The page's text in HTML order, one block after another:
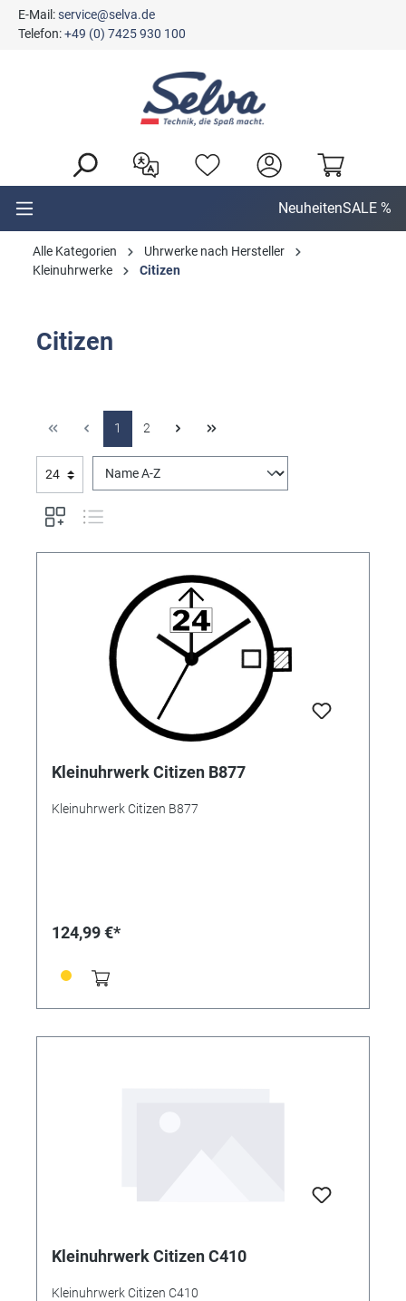
springen
E-Mail:service@selva.de
Telefon:+49 (0) 7425 930 100
NeuheitenSALE %
Alle Kategorien
Uhrwerke nach Hersteller
Kleinuhrwerke
Citizen
Citizen
1 2
Kleinuhrwerk Citizen B877
Kleinuhrwerk Citizen B877
124,99 €*
Kleinuhrwerk Citizen C410
Kleinuhrwerk Citizen C410